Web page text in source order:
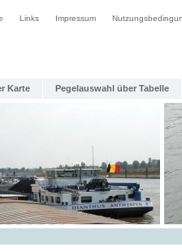
Links Impressum
Karte Pegelauswahl über Tabelle